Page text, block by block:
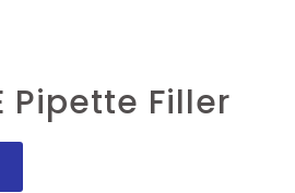
Pipette Filler